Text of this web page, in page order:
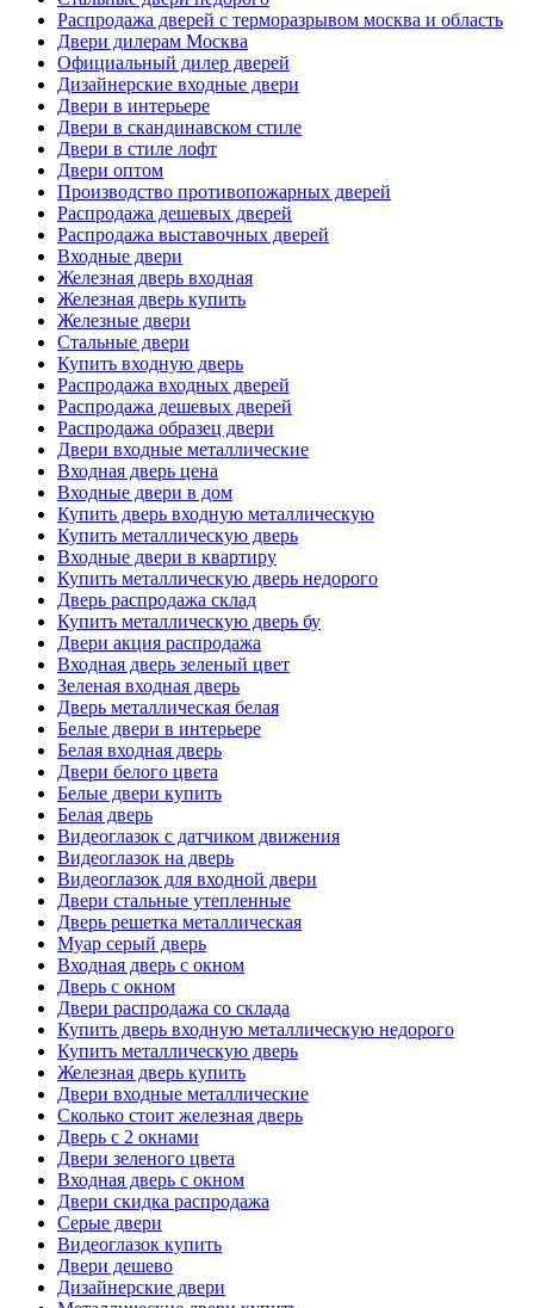
Распродажа дверей с терморазрывом москва и область
Двери дилерам Москва
Официальный дилер дверей
Дизайнерские входные двери
Двери в интерьере
Двери в скандинавском стиле
Двери в стиле лофт
Двери оптом
Производство противопожарных дверей
Распродажа дешевых дверей
Распродажа выставочных дверей
Входные двери
Железная дверь входная
Железная дверь купить
Железные двери
Стальные двери
Купить входную дверь
Распродажа входных дверей
Распродажа дешевых дверей
Распродажа образец двери
Двери входные металлические
Входная дверь цена
Входные двери в дом
Купить дверь входную металлическую
Купить металлическую дверь
Входные двери в квартиру
Купить металлическую дверь недорого
Дверь распродажа склад
Купить металлическую дверь бу
Двери акция распродажа
Входная дверь зеленый цвет
Зеленая входная дверь
Дверь металлическая белая
Белые двери в интерьере
Белая входная дверь
Двери белого цвета
Белые двери купить
Белая дверь
Видеоглазок с датчиком движения
Видеоглазок на дверь
Видеоглазок для входной двери
Двери стальные утепленные
Дверь решетка металлическая
Муар серый дверь
Входная дверь с окном
Дверь с окном
Двери распродажа со склада
Купить дверь входную металлическую недорого
Купить металлическую дверь
Железная дверь купить
Двери входные металлические
Сколько стоит железная дверь
Дверь с 2 окнами
Двери зеленого цвета
Входная дверь с окном
Двери скидка распродажа
Серые двери
Видеоглазок купить
Двери дешево
Дизайнерские двери